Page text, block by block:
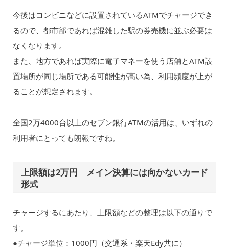
今後はコンビニなどに設置されているATMでチャージでき
るので、都市部であれば混雑した駅の券売機に並ぶ必要は
なくなります。
また、地方であれば実際に電子マネーを使う店舗とATM設
置場所が同じ場所である可能性が高い為、利用頻度が上が
ることが想定されます。
全国2万4000台以上のセブン銀行ATMの活用は、いずれの
利用者にとっても朗報ですね。
上限額は2万円 メイン決算には向かないカード
形式
チャージするにあたり、上限額などの整理は以下の通りで
す。
●チャージ単位：1000円（交通系・楽天Edy共に）